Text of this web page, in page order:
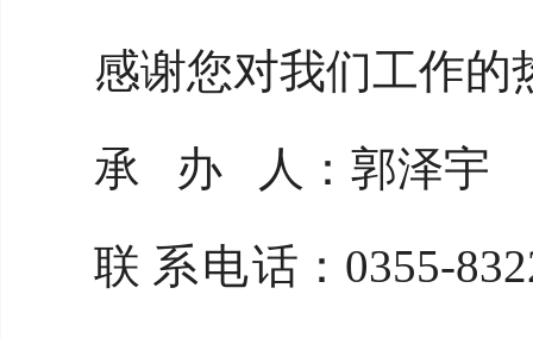
感谢您对我们工作的
承
办
人：郭泽宇
联 系电话：